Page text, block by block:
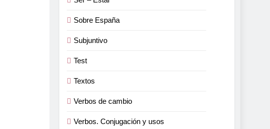
Sobre España
Subjuntivo
Test
Textos
Verbos de cambio
Verbos. Conjugación y usos